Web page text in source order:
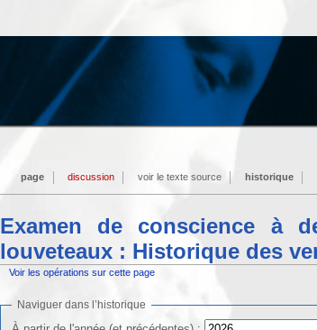
Examen de conscience à
louveteaux : Historique des
Voir les opérations sur cette page
Naviguer dans l’historique
page discussion voir le texte source historique